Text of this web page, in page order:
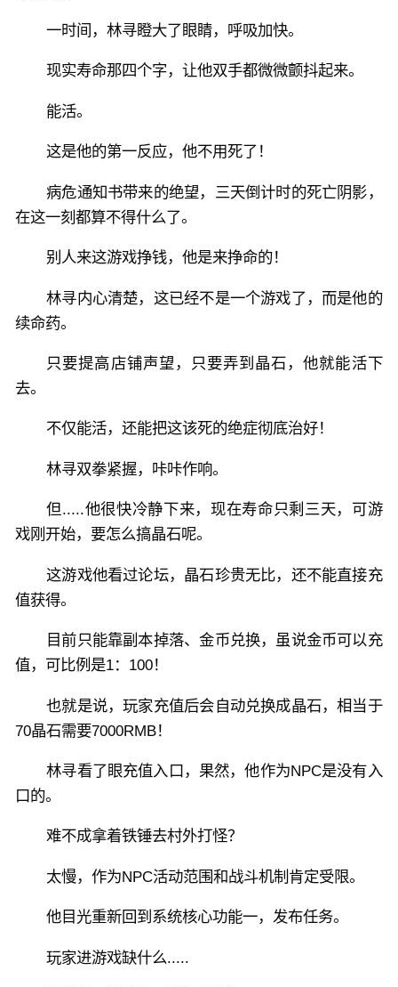
一时间，林寻瞪大了眼睛，呼吸加快。
现实寿命那四个字，让他双手都微微颤抖起来。
能活。
这是他的第一反应，他不用死了！
病危通知书带来的绝望，三天倒计时的死亡阴影，
在这一刻都算不得什么了。
别人来这游戏挣钱，他是来挣命的！
林寻内心清楚，这已经不是一个游戏了，而是他的
续命药。
只要提高店铺声望，只要弄到晶石，他就能活下
去。
不仅能活，还能把这该死的绝症彻底治好！
林寻双拳紧握，咔咔作响。
但.....他很快冷静下来，现在寿命只剩三天，可游
戏刚开始，要怎么搞晶石呢。
这游戏他看过论坛，晶石珍贵无比，还不能直接充
值获得。
目前只能靠副本掉落、金币兑换，虽说金币可以充
值，可比例是1：100！
也就是说，玩家充值后会自动兑换成晶石，相当于
70晶石需要7000RMB！
林寻看了眼充值入口，果然，他作为NPC是没有入
口的。
难不成拿着铁锤去村外打怪？
太慢，作为NPC活动范围和战斗机制肯定受限。
他目光重新回到系统核心功能一，发布任务。
玩家进游戏缺什么.....